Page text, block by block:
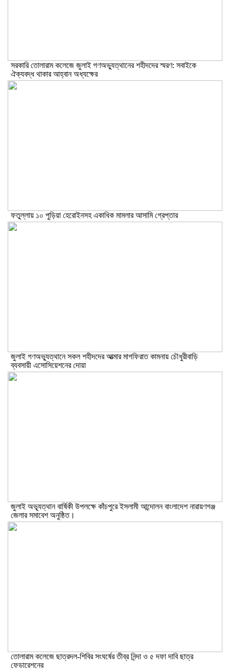
সরকারি তোলারাম কলেজে জুলাই গণঅভ্যুত্থানের শহীদদের স্মরণ: সবাইকে
ঐক্যবদ্ধ থাকার আহ্বান অধ্যক্ষের
ফতুল্লায় ১০ পুড়িয়া হেরোইনসহ একাধিক মামলার আসামি গ্রেপ্তার
জুলাই গণঅভ্যুত্থানে সকল শহীদদের আত্মার মাগফিরাত কামনায় চৌধুরীবাড়ি
ব্যবসায়ী এসোসিয়েশনের দোয়া
জুলাই অভ্যূত্থান বার্ষিকী উপলক্ষে কাঁচপুরে ইসলামী আন্দোলন বাংলাদেশ নারায়ণগঞ্জ
জেলার সমাবেশ অনুষ্ঠিত।
তোলারাম কলেজে ছাত্রদল-শিবির সংঘর্ষের তীব্র নিন্দা ও ৫ দফা দাবি ছাত্র
ফেডারেশনের